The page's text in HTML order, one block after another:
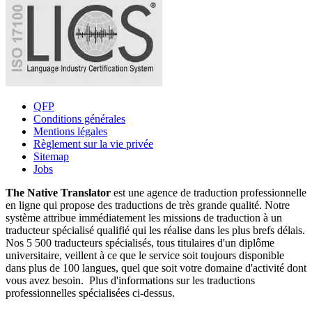
QFP
Conditions générales
Mentions légales
Règlement sur la vie privée
Sitemap
Jobs
The Native Translator est une agence de traduction professionnelle
en ligne qui propose des traductions de très grande qualité. Notre
système attribue immédiatement les missions de traduction à un
traducteur spécialisé qualifié qui les réalise dans les plus brefs délais.
Nos 5 500 traducteurs spécialisés, tous titulaires d'un diplôme
universitaire, veillent à ce que le service soit toujours disponible
dans plus de 100 langues, quel que soit votre domaine d'activité dont
vous avez besoin. Plus d'informations sur les traductions
professionnelles spécialisées ci-dessus.